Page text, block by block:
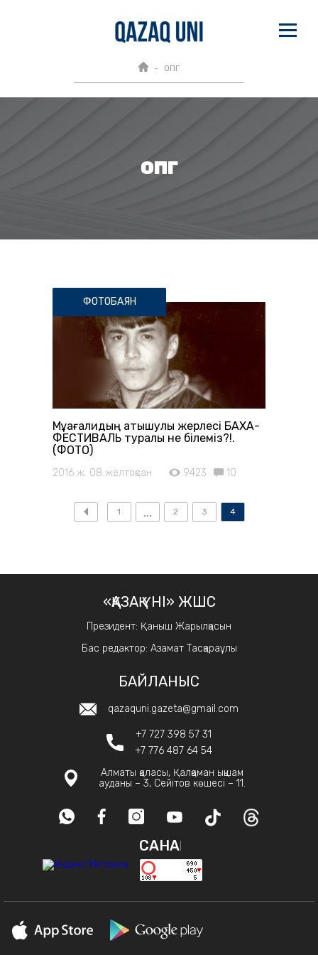
ОПГ
ОПГ
ФОТОБАЯН
Мұқағалидың атышулы жерлесі БАХА-
ФЕСТИВАЛЬ туралы не білеміз?!.
(ФОТО)
2016 ж. 08 желтоқсан 9423 10
1 2 3 4
«ҚАЗАҚ ҮНІ» ЖШС
Президент: Қаныш Жарылқасын
Бас редактор: Азамат Тасқараұлы
БАЙЛАНЫС
qazaquni.gazeta@gmail.com
+7 727 398 57 31
+7 776 487 64 54
Алматы қаласы, Қалқаман ықшам
ауданы – 3, Сейітов көшесі – 11.
САНАҚ